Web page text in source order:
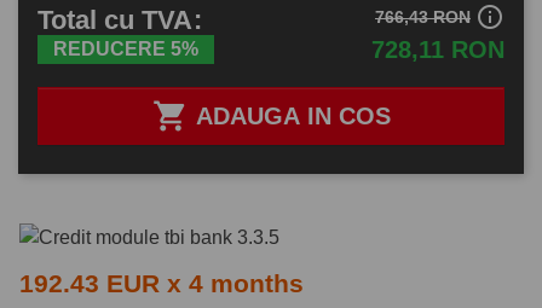
 ADAUGA IN COS
Total cu TVA:
REDUCERE 5% 728,11 RON
766,43 RON info_outline
192.43 EUR x 4 months